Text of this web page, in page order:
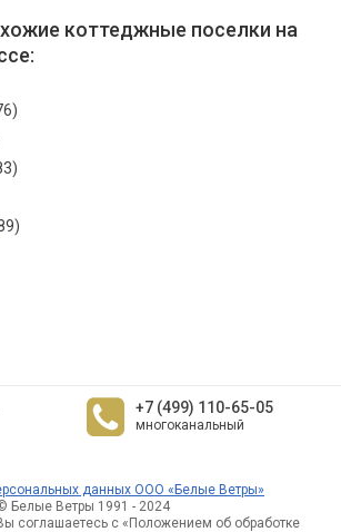
коттеджные поселки на
+7 (499) 110-65-05
многоканальный
данных ООО «Белые Ветры»
Белые Ветры 1991 - 2024
соглашаетесь с «Положением об обработке